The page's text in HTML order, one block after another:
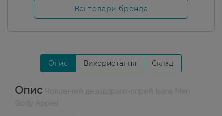
Всі товари бренда
Опис Використання Склад
Опис